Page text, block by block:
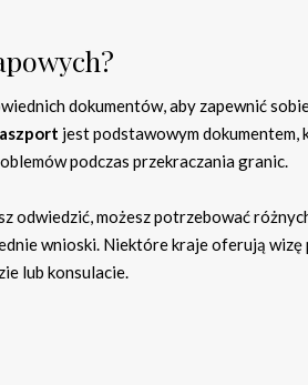
dokumentów, aby zapewnić
jest podstawowym dokumentem,
podczas przekraczania granic.
odwiedzić, możesz potrzebować
wnioski. Niektóre kraje oferują wizę
lub konsulacie.